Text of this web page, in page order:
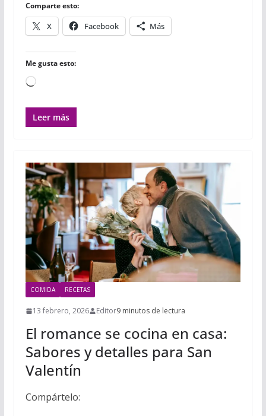
Comparte esto:
X Facebook Más
Me gusta esto:
Cargando...
Leer más
COMIDA RECETAS
13 febrero, 2026 Editor9 minutos de lectura
El romance se cocina en casa:
Sabores y detalles para San
Valentín
Compártelo: